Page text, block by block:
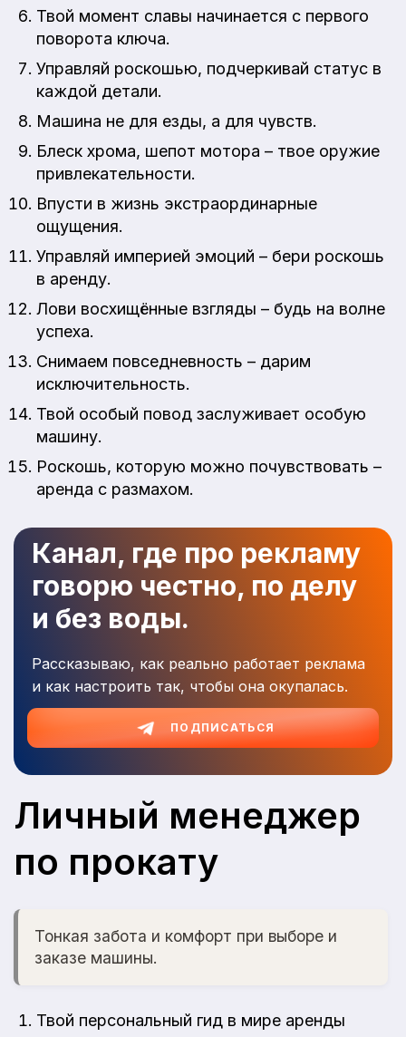
Твой момент славы начинается с первого
поворота ключа.
Управляй роскошью, подчеркивай статус в
каждой детали.
Машина не для езды, а для чувств.
Блеск хрома, шепот мотора – твое оружие
привлекательности.
Впусти в жизнь экстраординарные
ощущения.
Управляй империей эмоций – бери роскошь
в аренду.
Лови восхищённые взгляды – будь на волне
успеха.
Снимаем повседневность – дарим
исключительность.
Твой особый повод заслуживает особую
машину.
Роскошь, которую можно почувствовать –
аренда с размахом.
Канал, где про рекламу
говорю честно, по делу
и без воды.
Рассказываю, как реально работает реклама
и как настроить так, чтобы она окупалась.
ПОДПИСАТЬСЯ
Личный менеджер
по прокату
Тонкая забота и комфорт при выборе и
заказе машины.
Твой персональный гид в мире аренды